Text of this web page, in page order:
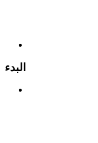
البدء